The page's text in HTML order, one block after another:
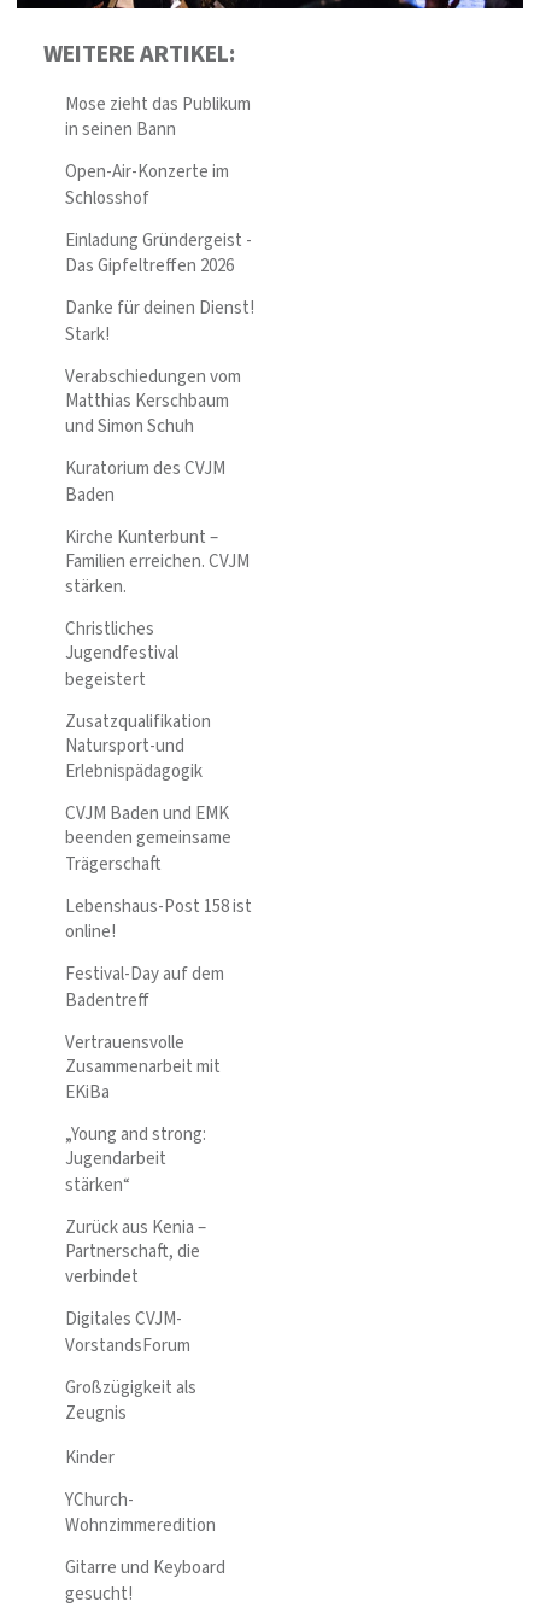
WEITERE ARTIKEL:
Mose zieht das Publikum
in seinen Bann
Open-Air-Konzerte im
Schlosshof
Einladung Gründergeist -
Das Gipfeltreffen 2026
Danke für deinen Dienst!
Stark!
Verabschiedungen vom
Matthias Kerschbaum
und Simon Schuh
Kuratorium des CVJM
Baden
Kirche Kunterbunt –
Familien erreichen. CVJM
stärken.
Christliches
Jugendfestival
begeistert
Zusatzqualifikation
Natursport-und
Erlebnispädagogik
CVJM Baden und EMK
beenden gemeinsame
Trägerschaft
Lebenshaus-Post 158 ist
online!
Festival-Day auf dem
Badentreff
Vertrauensvolle
Zusammenarbeit mit
EKiBa
„Young and strong:
Jugendarbeit
stärken“
Zurück aus Kenia –
Partnerschaft, die
verbindet
Digitales CVJM-
VorstandsForum
Großzügigkeit als
Zeugnis
Kinder
YChurch-
Wohnzimmeredition
Gitarre und Keyboard
gesucht!